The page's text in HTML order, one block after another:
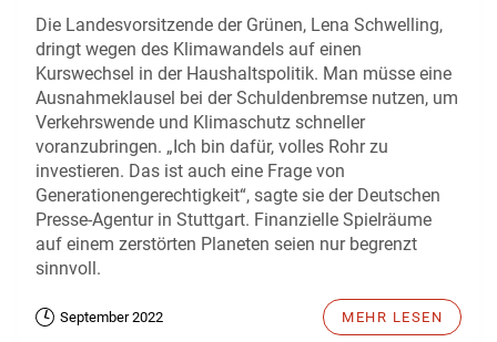
Die Landesvorsitzende der Grünen, Lena Schwelling,
dringt wegen des Klimawandels auf einen
Kurswechsel in der Haushaltspolitik. Man müsse eine
Ausnahmeklausel bei der Schuldenbremse nutzen, um
Verkehrswende und Klimaschutz schneller
voranzubringen. „Ich bin dafür, volles Rohr zu
investieren. Das ist auch eine Frage von
Generationengerechtigkeit“, sagte sie der Deutschen
Presse-Agentur in Stuttgart. Finanzielle Spielräume
auf einem zerstörten Planeten seien nur begrenzt
sinnvoll.
September 2022 MEHR LESEN